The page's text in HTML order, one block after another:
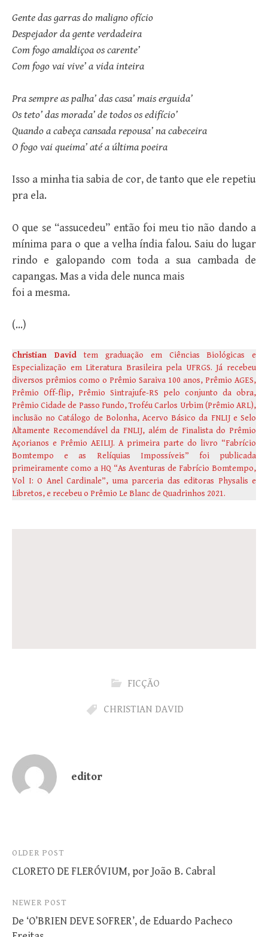
Gente das garras do maligno ofício
Despejador da gente verdadeira
Com fogo amaldiçoa os carente’
Com fogo vai vive’ a vida inteira
Pra sempre as palha’ das casa’ mais erguida’
Os teto’ das morada’ de todos os edifício’
Quando a cabeça cansada repousa’ na cabeceira
O fogo vai queima’ até a última poeira
Isso a minha tia sabia de cor, de tanto que ele repetiu
pra ela.
O que se “assucedeu” então foi meu tio não dando a
mínima para o que a velha índia falou. Saiu do lugar
rindo e galopando com toda a sua cambada de
capangas. Mas a vida dele nunca mais
foi a mesma.
(…)
Christian Davidtem graduação em Ciências Biológicas e
Especialização em Literatura Brasileira pela UFRGS. Já recebeu
diversos prêmios como o Prêmio Saraiva 100 anos, Prêmio AGES,
Prêmio Off-flip, Prêmio Sintrajufe-RS pelo conjunto da obra,
Prêmio Cidade de Passo Fundo, Troféu Carlos Urbim (Prêmio ARL),
inclusão no Catálogo de Bolonha, Acervo Básico da FNLIJ e Selo
Altamente Recomendável da FNLIJ, além de Finalista do Prêmio
Açorianos e Prêmio AEILIJ. A primeira parte do livro “Fabrício
Bomtempo e as Relíquias Impossíveis” foi publicada
primeiramente como a HQ “As Aventuras de Fabrício Bomtempo,
Vol I: O Anel Cardinale”, uma parceria das editoras Physalis e
Libretos, e recebeu o Prêmio Le Blanc de Quadrinhos 2021.
FICÇÃO
CHRISTIAN DAVID
editor
Post
navigation
OLDER POST
CLORETO DE FLERÓVIUM, por João B. Cabral
NEWER POST
De ‘O’BRIEN DEVE SOFRER’, de Eduardo Pacheco